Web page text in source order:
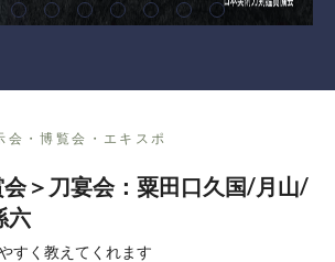
会・博覧会・エキスポ
＞刀宴会：粟田口久国/月山/
六
すく教えてくれます